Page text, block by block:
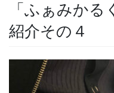
「ふぁみか
紹介その４